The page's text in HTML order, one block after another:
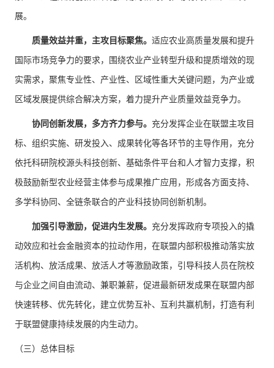
展。
质量效益并重，主攻目标聚焦。适应农业高质量发展和提升
国际市场竞争力的要求，围绕农业产业转型升级和提质增效的现
实需求，聚焦专业性、产业性、区域性重大关键问题，为产业或
区域发展提供综合解决方案，着力提升产业质量效益竞争力。
协同创新发展，多方齐力参与。 充分发挥企业在联盟主攻目
标、组织实施、研发投入、成果转化等各环节的主导作用，充分
依托科研院校源头科技创新、基础条件平台和人才智力支撑，积
极鼓励新型农业经营主体参与成果推广应用，形成各方面支持、
多学科协同、全链条联合的产业科技协同创新机制。
加强引导激励，促进内生发展。 充分发挥政府专项投入的撬
动效应和社会金融资本的拉动作用，在联盟内部积极推动落实放
活机构、放活成果、放活人才等激励政策，引导科技人员在院校
与企业之间自由流动、兼职兼薪，促进最新研发成果在联盟内部
快速转移、优先转化，建立优势互补、互利共赢机制，打造有利
于联盟健康持续发展的内生动力。
（三）总体目标